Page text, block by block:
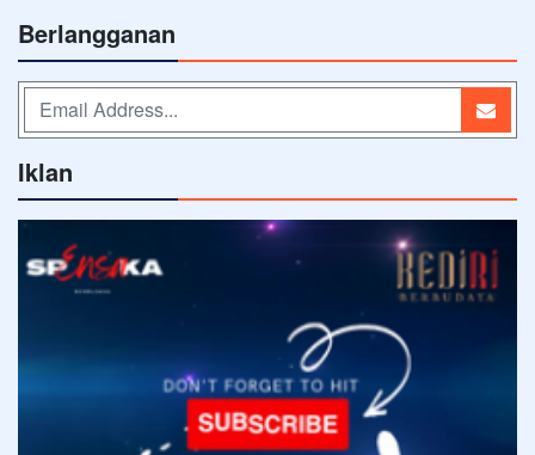
Berlangganan
Iklan